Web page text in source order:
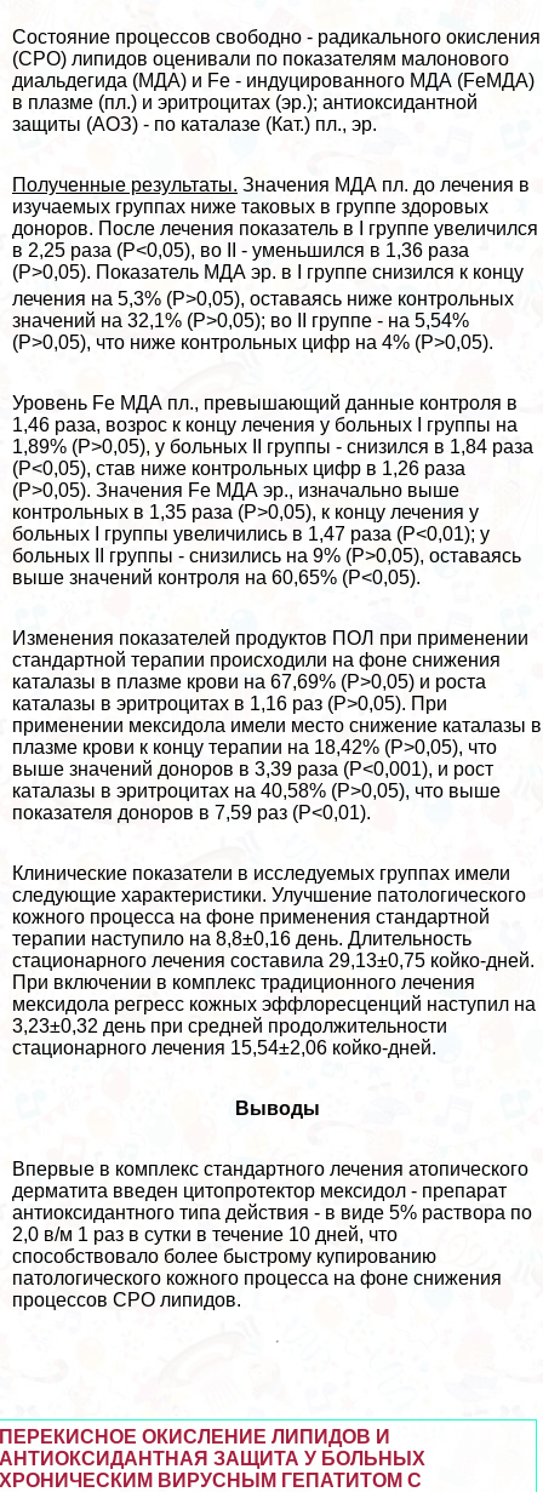
Состояние процессов свободно - радикального окисления
(СРО) липидов оценивали по показателям малонового
диальдегида (МДА) и Fe - индуцированного МДА (FeМДА)
в плазме (пл.) и эритроцитах (эр.); антиоксидантной
защиты (АОЗ) - по каталазе (Кат.) пл., эр.
Полученные результаты. Значения МДА пл. до лечения в
изучаемых группах ниже таковых в группе здоровых
доноров. После лечения показатель в I группе увеличился
в 2,25 раза (Р<0,05), во II - уменьшился в 1,36 раза
(Р>0,05). Показатель МДА эр. в I группе снизился к концу
лечения на 5,3% (Р>0,05), оставаясь ниже контрольных
значений на 32,1% (Р>0,05); во II группе - на 5,54%
(Р>0,05), что ниже контрольных цифр на 4% (Р>0,05).
Уровень Fe МДА пл., превышающий данные контроля в
1,46 раза, возрос к концу лечения у больных I группы на
1,89% (Р>0,05), у больных II группы - снизился в 1,84 раза
(Р<0,05), став ниже контрольных цифр в 1,26 раза
(Р>0,05). Значения Fe МДА эр., изначально выше
контрольных в 1,35 раза (Р>0,05), к концу лечения у
больных I группы увеличились в 1,47 раза (Р<0,01); у
больных II группы - снизились на 9% (Р>0,05), оставаясь
выше значений контроля на 60,65% (Р<0,05).
Изменения показателей продуктов ПОЛ при применении
стандартной терапии происходили на фоне снижения
каталазы в плазме крови на 67,69% (Р>0,05) и роста
каталазы в эритроцитах в 1,16 раз (Р>0,05). При
применении мексидола имели место снижение каталазы в
плазме крови к концу терапии на 18,42% (Р>0,05), что
выше значений доноров в 3,39 раза (Р<0,001), и рост
каталазы в эритроцитах на 40,58% (Р>0,05), что выше
показателя доноров в 7,59 раз (Р<0,01).
Клинические показатели в исследуемых группах имели
следующие хаpaктеристики. Улучшение патологического
кожного процесса на фоне применения стандартной
терапии наступило на 8,8±0,16 день. Длительность
стационарного лечения составила 29,13±0,75 койко-дней.
При включении в комплекс традиционного лечения
мексидола регресс кожных эффлоресценций наступил на
3,23±0,32 день при средней продолжительности
стационарного лечения 15,54±2,06 койко-дней.
Выводы
Впервые в комплекс стандартного лечения атопического
дерматита введен цитопротектор мексидол - препарат
антиоксидантного типа действия - в виде 5% раствора по
2,0 в/м 1 раз в сутки в течение 10 дней, что
способствовало более быстрому купированию
патологического кожного процесса на фоне снижения
процессов СРО липидов.
ПЕРЕКИСНОЕ ОКИСЛЕНИЕ ЛИПИДОВ И
АНТИОКСИДАНТНАЯ ЗАЩИТА У БОЛЬНЫХ
ХРОНИЧЕСКИМ ВИРУСНЫМ ГЕПАТИТОМ С